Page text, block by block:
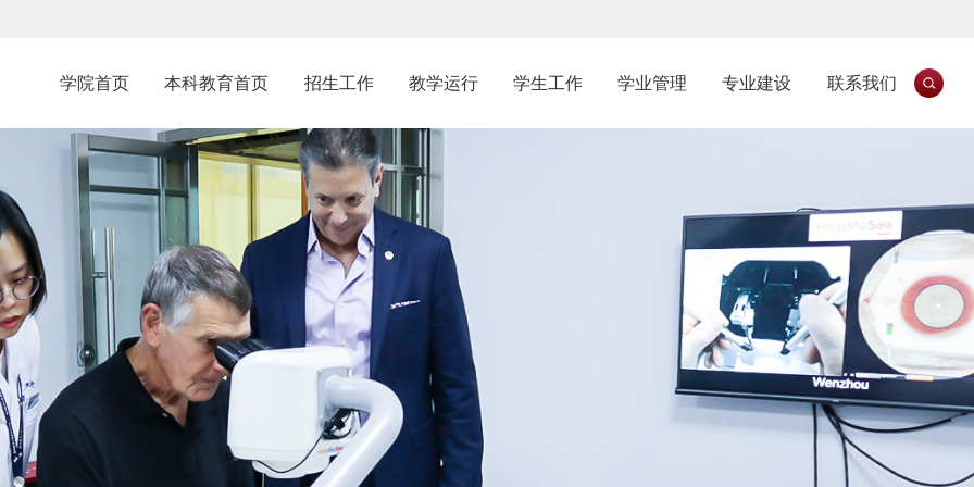
学院首页 本科教育首页 招生工作 教学运行 学生工作 学业管理 专业建设 联系我们